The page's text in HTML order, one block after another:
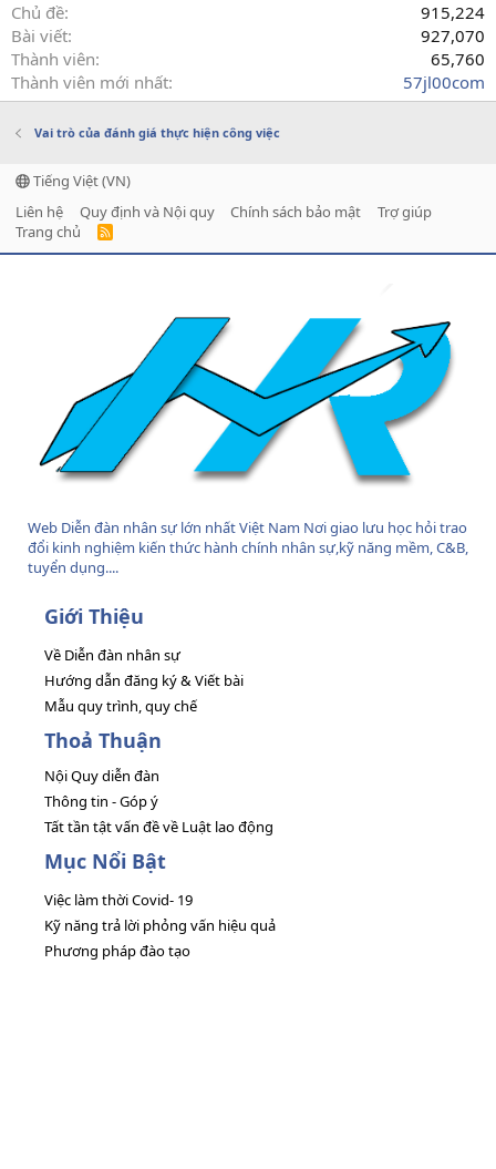
Chủ đề
915,224
Bài viết
927,070
Thành viên
65,760
Thành viên mới nhất
57jl00com
Vai trò của đánh giá thực hiện công việc
Tiếng Việt (VN)
Liên hệ
Quy định và Nội quy Chính sách bảo mật
Trợ giúp
Trang chủ
R
Web Diễn đàn nhân sự lớn nhất Việt Nam Nơi giao lưu học hỏi trao
đổi kinh nghiệm kiến thức hành chính nhân sự,kỹ năng mềm, C&B,
tuyển dụng....
Giới Thiệu
Về Diễn đàn nhân sự
Hướng dẫn đăng ký & Viết bài
Mẫu quy trình, quy chế
Thoả Thuận
Nội Quy diễn đàn
Thông tin - Góp ý
Tất tần tật vấn đề về Luật lao động
Mục Nổi Bật
Việc làm thời Covid- 19
Kỹ năng trả lời phỏng vấn hiệu quả
Phương pháp đào tạo